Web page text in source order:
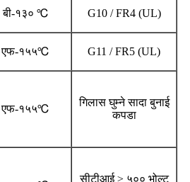
बी-१३० ℃ G10 / FR4 (UL)
एफ-१५५℃ G11 / FR5 (UL)
एफ-१५५℃
गिलास घुम्ने सादा बुनाई
कपडा
सीटीआई ≥ ५०० भोल्ट